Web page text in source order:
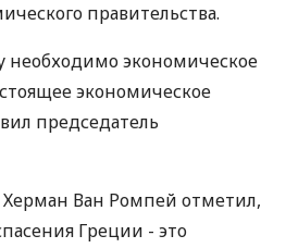
правительства.
необходимо экономическое
экономическое
председатель
Ван Ромпей отметил,
Греции - это